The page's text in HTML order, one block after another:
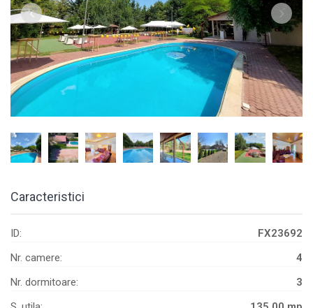
Caracteristici
ID:
FX23692
Nr. camere:
4
Nr. dormitoare:
3